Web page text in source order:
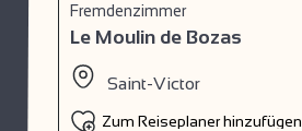
Fremdenzimmer
Le Moulin de Bozas
Saint-Victor
Zum Reiseplaner hinzufügen